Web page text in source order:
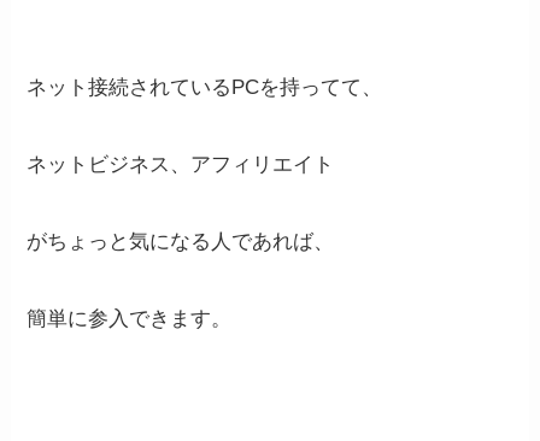
ネット接続されているPCを持ってて、
ネットビジネス、アフィリエイト
がちょっと気になる人であれば、
簡単に参入できます。